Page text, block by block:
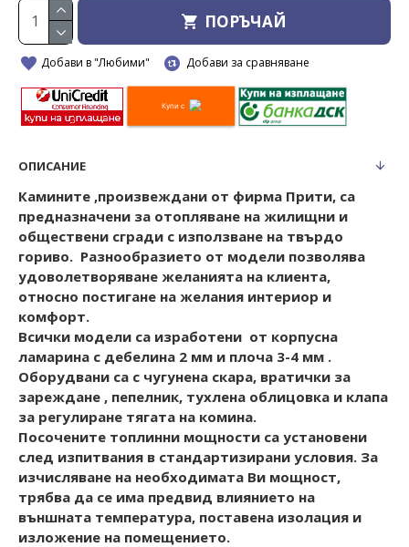
ПОРЪЧАЙ
Добави в "Любими" Добави за сравняване
Купи с
ОПИСАНИЕ
Камините ,произвеждани от фирма Прити, са
предназначени за отопляване на жилищни и
обществени сгради с използване на твърдо
гориво. Разнообразието от модели позволява
удоволетворяване желанията на клиента,
относно постигане на желания интериор и
комфорт.
Всички модели са изработени от корпусна
ламарина с дебелина 2 мм и плоча 3-4 мм .
Оборудвани са с чугунена скара, вратички за
зареждане , пепелник, тухлена облицовка и клапа
за регулиране тягата на комина.
Посочените топлинни мощности са установени
след изпитвания в стандартизирани условия. За
изчисляване на необходимата Ви мощност,
трябва да се има предвид влиянието на
външната температура, поставена изолация и
изложение на помещението.